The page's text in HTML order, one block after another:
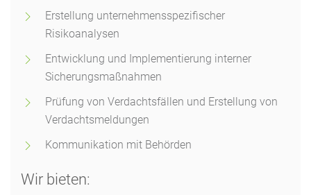
Erstellung unternehmensspezifischer
Risikoanalysen
Entwicklung und Implementierung interner
Sicherungsmaßnahmen
Prüfung von Verdachtsfällen und Erstellung von
Verdachtsmeldungen
Kommunikation mit Behörden
Wir bieten: